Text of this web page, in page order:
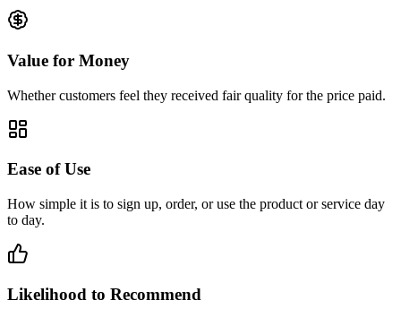
Value for Money
Whether customers feel they received fair quality for the price paid.
Ease of Use
How simple it is to sign up, order, or use the product or service day
to day.
Likelihood to Recommend